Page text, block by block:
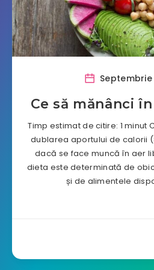
Septembrie
Ce să mănânci
Timp estimat de citire: 1 minut
dublarea aportului de calorii
dacă se face muncă în aer
dieta este determinată de
și de alimentele